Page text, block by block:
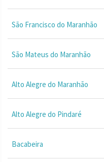
São Francisco do Maranhão
São Mateus do Maranhão
Alto Alegre do Maranhão
Alto Alegre do Pindaré
Bacabeira